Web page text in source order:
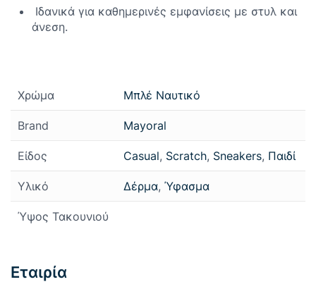
Ιδανικά για καθημερινές εμφανίσεις με στυλ και
άνεση.
Χρώμα Μπλέ Ναυτικό
Brand Mayoral
Είδος Casual, Scratch, Sneakers, Παιδί
Υλικό Δέρμα, Ύφασμα
Ύψος Τακουνιού
Εταιρία